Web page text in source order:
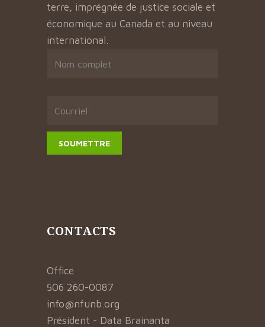
terre, imprégnée de justice sociale et
économique au Canada et au niveau
international.
CONTACTS
Office
506 260-0087
info@nfunb.org
Président - Data Brainanta